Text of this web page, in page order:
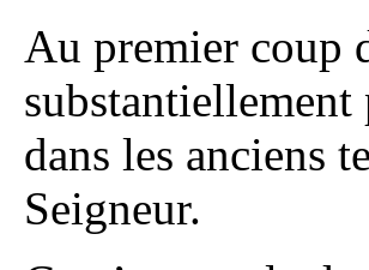
Au premier coup
dans les anciens
Seigneur.